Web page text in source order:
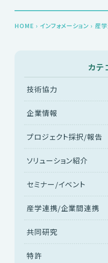
HOME › インフォメーション › 産
カテ
技術協力
企業情報
プロジェクト採択/報告
ソリューション紹介
セミナー/イベント
産学連携/企業間連携
共同研究
特許